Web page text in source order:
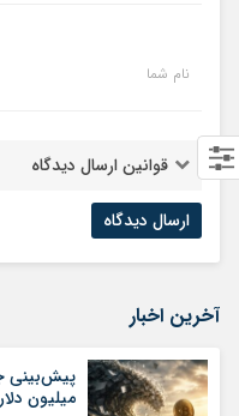
نام شما
قوانین ارسال دیدگاه
آخرین اخبار
پیش‌بینی
میلیون